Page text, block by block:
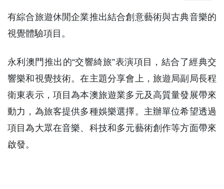
有綜合旅遊休閒企業推出結合創意藝術與古典音樂的
視覺體驗項目。
永利澳門推出的“交響綺旅”表演項目，結合了經典交
響樂和視覺技術。在主題分享會上，旅遊局副局長程
衛東表示，項目為本澳旅遊業多元及高質量發展帶來
動力，為旅客提供多種娛樂選擇。主辦單位希望透過
項目為大眾在音樂、科技和多元藝術創作等方面帶來
啟發。